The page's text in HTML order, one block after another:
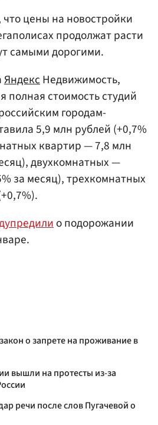
цены на новостройки
продолжат расти
самыми дорогими.
ЯндексНедвижимость,
полная стоимость студий
городам-
5,9 млн рублей (+0,7%
квартир — 7,8 млн
двухкомнатных —
за месяц), трехкомнатных
о подорожании
о запрете на проживание в
вышли на протесты из-за
речи после слов Пугачевой о